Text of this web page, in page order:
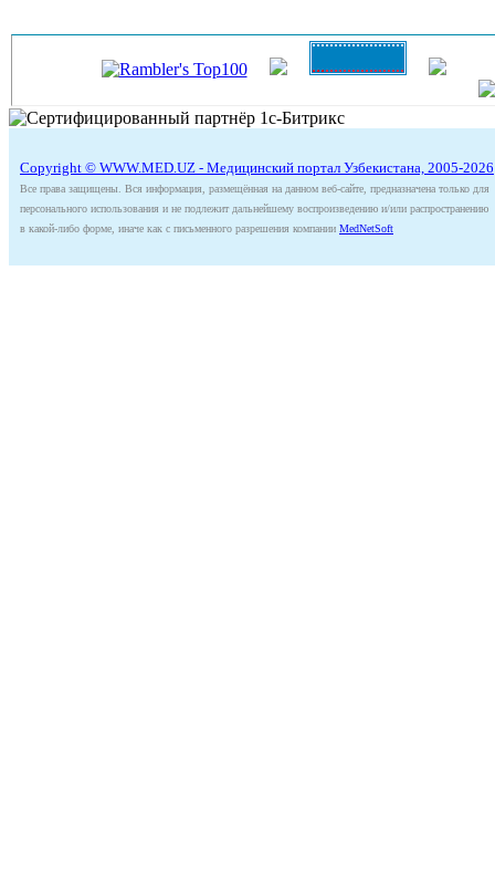
Copyright © WWW.MED.UZ - Медицинский портал Узбекистана, 2005-2026
Все права защищены. Вся информация, размещённая на данном веб-сайте, предназначена только для
персонального использования и не подлежит дальнейшему воспроизведению и/или распространению
в какой-либо форме, иначе как с письменного разрешения компании MedNetSoft